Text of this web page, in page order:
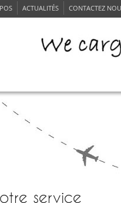
CONTACTEZ
ACTUALITÉS
service